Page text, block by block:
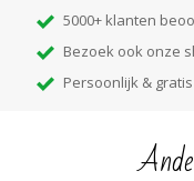
5000+ klanten
Bezoek ook onze
Persoonlijk &